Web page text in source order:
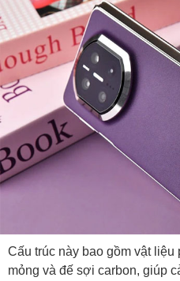
Cấu trúc này bao gồm vật
mỏng và đế sợi carbon, giúp